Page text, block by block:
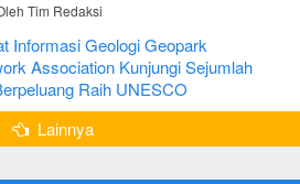
Tim Redaksi
Informasi Geologi Geopark
Association Kunjungi Sejumlah
Raih UNESCO
Lainnya